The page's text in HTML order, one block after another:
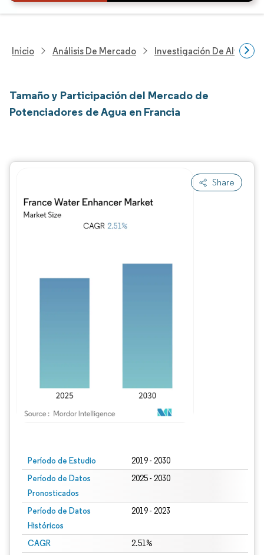
Inicio Análisis De Mercado Investigación De
Tamaño y Participación del Mercado de
Potenciadores de Agua en Francia
Share
Período de Estudio 2019 - 2030
Período de Datos
Pronosticados
2025 - 2030
Período de Datos
Históricos
2019 - 2023
CAGR 2.51%